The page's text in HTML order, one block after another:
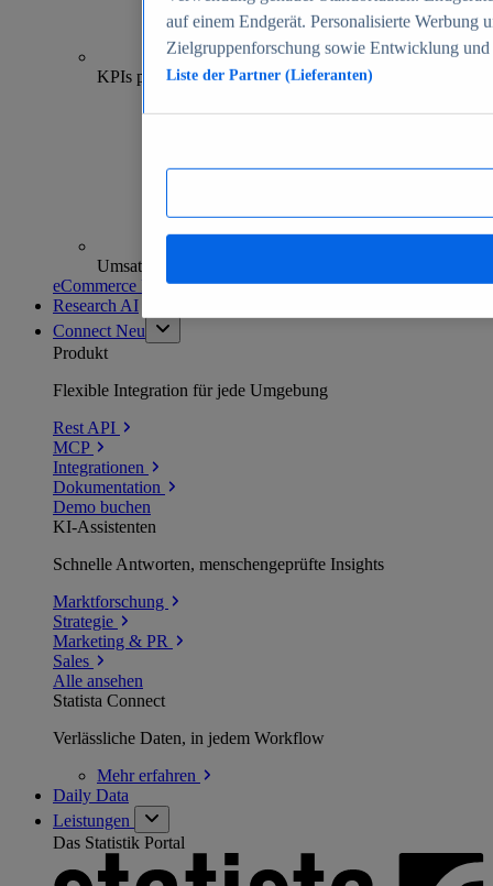
70+
KPIs pro Shop
Umsatzanalysen und -prognosen
eCommerce Insights entdecken
Research AI
Connect Neu
Produkt
Flexible Integration für jede Umgebung
Rest API
MCP
Integrationen
Dokumentation
Demo buchen
KI-Assistenten
Schnelle Antworten, menschengeprüfte Insights
Marktforschung
Strategie
Marketing & PR
Sales
Alle ansehen
Statista Connect
Verlässliche Daten, in jedem Workflow
Mehrerfahren
Daily Data
Leistungen
Das Statistik Portal
auf einem Endgerät. Personalisierte Werbung
Zielgruppenforschung sowie Entwicklung
Liste der Partner (Lieferanten)